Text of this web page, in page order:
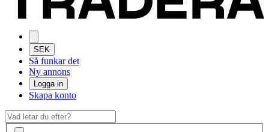
SEK
Så funkar det
Ny annons
Logga in
Skapa konto